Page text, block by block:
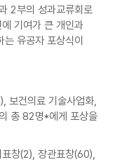
2부의 성과교류회로
기여가 큰 개인과
는 유공자 포상식이
보건의료 기술사업화,
총 82명*에게 포상을
창(2), 장관표창(60),